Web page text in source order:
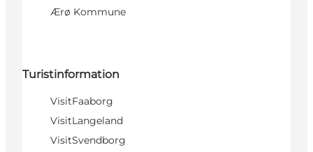
Ærø Kommune
Turistinformation
VisitFaaborg
VisitLangeland
VisitSvendborg